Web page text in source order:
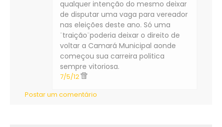
qualquer intenção do mesmo deixar
de disputar uma vaga para vereador
nas eleições deste ano. Só uma
¨traição¨poderia deixar o direito de
voltar a Camará Municipal aonde
começou sua carreira politica
sempre vitoriosa.
7/5/12
Postar um comentário